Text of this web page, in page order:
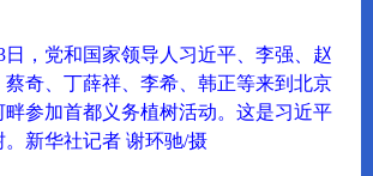
日，党和国家领导人习近平、李强、赵
蔡奇、丁薛祥、李希、韩正等来到北京
参加首都义务植树活动。这是习近平
。新华社记者 谢环驰/摄